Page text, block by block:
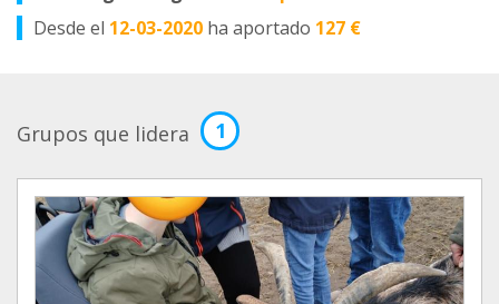
Desde el 12-03-2020 ha aportado 127 €
Grupos que lidera 1